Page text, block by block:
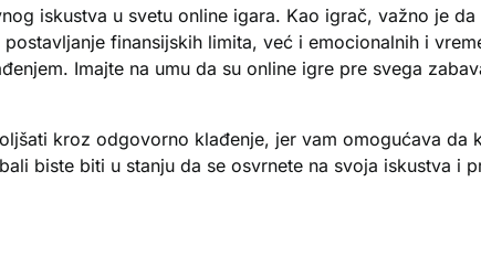
iskustva u svetu online igara. Kao igrač, važno je
finansijskih limita, već i emocionalnih i
Imajte na umu da su online igre pre svega
kroz odgovorno klađenje, jer vam omogućava da
biste biti u stanju da se osvrnete na svoja iskustva i